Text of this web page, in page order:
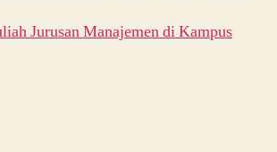
Jurusan Manajemen di Kampus